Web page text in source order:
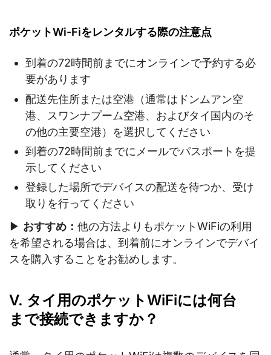
ポケットWi-Fiをレンタルする際の注意点
到着の72時間前までにオンラインで予約する必
要があります
配送先住所または空港（通常はドンムアン空
港、スワンナプーム空港、およびタイ国内のそ
の他の主要空港）を選択してください
到着の72時間前までにメールでパスポートを提
示してください
登録した場所でデバイスの配送を待つか、受け
取りを行ってください
▶ おすすめ： 他の方法よりもポケットWiFiの利用
を希望される場合は、到着前にオンラインでデバイ
スを購入することをお勧めします。
V. タイ用のポケットWiFiには何台
まで接続できますか？